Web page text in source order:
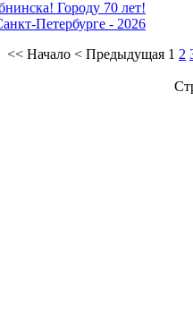
Городу 70 лет!
Петербурге - 2026
<< Начало < Предыдущая 1 2